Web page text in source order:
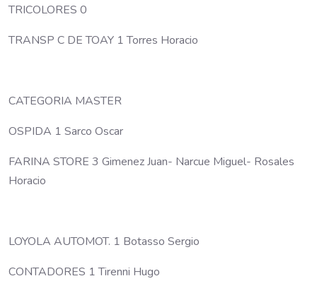
TRICOLORES 0
TRANSP C DE TOAY 1 Torres Horacio
CATEGORIA MASTER
OSPIDA 1 Sarco Oscar
FARINA STORE 3 Gimenez Juan- Narcue Miguel- Rosales
Horacio
LOYOLA AUTOMOT. 1 Botasso Sergio
CONTADORES 1 Tirenni Hugo